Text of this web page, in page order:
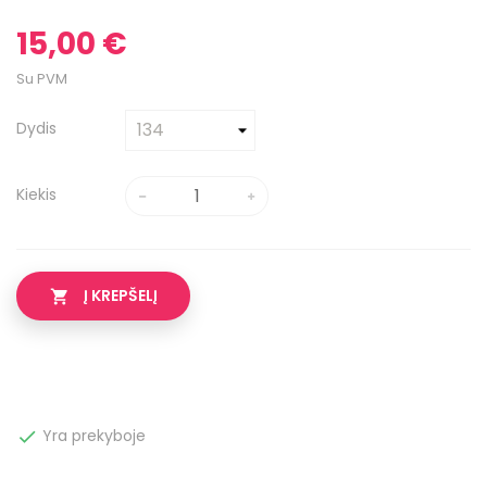
15,00 €
Su PVM
Dydis
Kiekis
 Į KREPŠELĮ
 Yra prekyboje